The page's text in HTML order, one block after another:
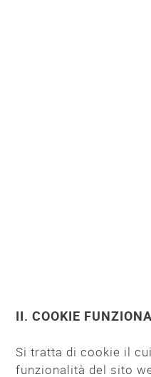
II. COOKIE
Si tratta di cookie il
funzionalità del sito